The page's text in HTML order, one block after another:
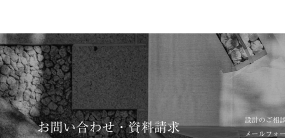
お問い合わせ・資料請求
設計のご相
メールフォ